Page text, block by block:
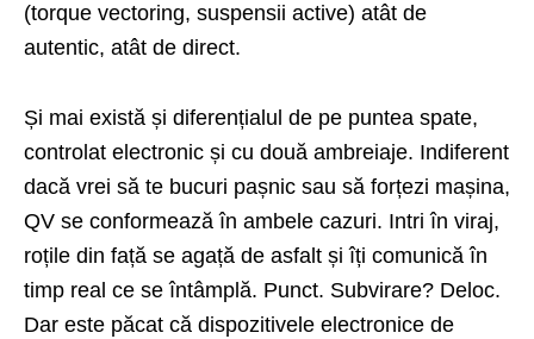
(torque vectoring, suspensii active) atât de
autentic, atât de direct.
Și mai există și diferențialul de pe puntea spate,
controlat electronic și cu două ambreiaje. Indiferent
dacă vrei să te bucuri pașnic sau să forțezi mașina,
QV se conformează în ambele cazuri. Intri în viraj,
roțile din față se agață de asfalt și îți comunică în
timp real ce se întâmplă. Punct. Subvirare? Deloc.
Dar este păcat că dispozitivele electronice de